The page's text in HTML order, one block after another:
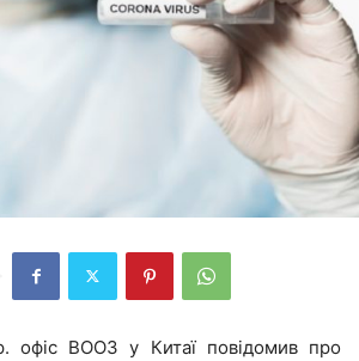
офіс ВООЗ у Китаї повідомив про